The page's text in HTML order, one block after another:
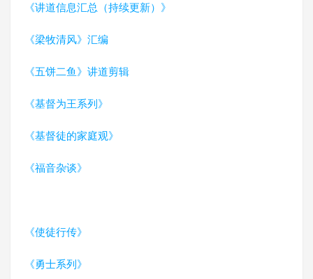
《讲道信息汇总（持续更新）》
《梁牧清风》汇编
《五饼二鱼》讲道剪辑
《基督为王系列》
《基督徒的家庭观》
《福音杂谈》
《使徒行传》
《勇士系列》